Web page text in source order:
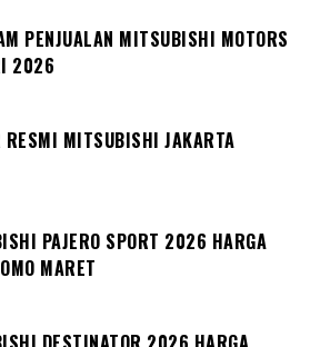
PENJUALAN MITSUBISHI MOTORS
2026
RESMI MITSUBISHI JAKARTA
PAJERO SPORT 2026 HARGA
MARET